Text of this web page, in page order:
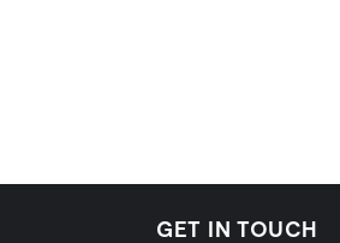
GET IN TOUCH